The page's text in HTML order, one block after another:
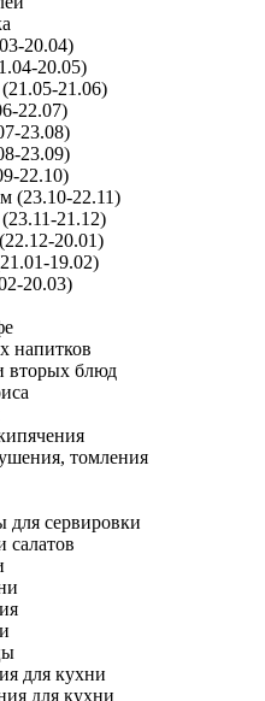
20.04)
20.05)
21.06)
22.07)
23.08)
23.09)
22.10)
(23.10-22.11)
21.12)
20.01)
19.02)
20.03)
напитков
вторых блюд
томления
для сервировки
салатов
для кухни
для кухни